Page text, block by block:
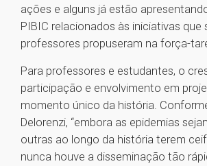
ações e alguns já estão
PIBIC relacionados às iniciativas que
professores propuseram na força-
Para professores e estudantes, o
participação e envolvimento em
momento único da história.
Delorenzi, “embora as epidemias
outras ao longo da história terem
nunca houve a disseminação tão